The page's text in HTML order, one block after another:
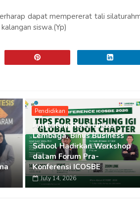
dapat mempererat tali
siswa.(Yp)
Pendidikan
Jembatani Riset Lintas
Lembaga, Binus Business
School Hadirkan Workshop
dalam Forum Pra-
Konferensi ICOSBE
July 14, 2026